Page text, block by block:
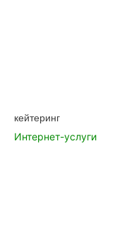
кейтеринг
Интернет-услуги